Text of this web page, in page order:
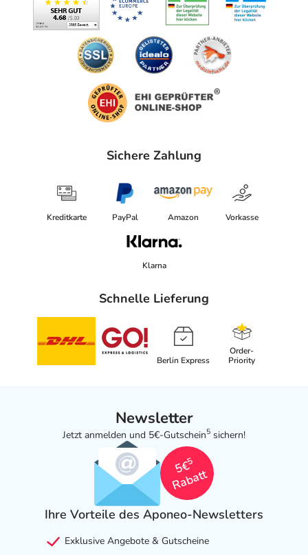
Sichere Zahlung
Kreditkarte PayPal Amazon Vorkasse
Klarna
Schnelle Lieferung
Berlin Express
Order-
Priority
Newsletter
Jetzt anmelden und 5€-Gutschein5 sichern!
5€
5
Rabatt
Ihre Vorteile des Aponeo-Newsletters
Exklusive Angebote & Gutscheine